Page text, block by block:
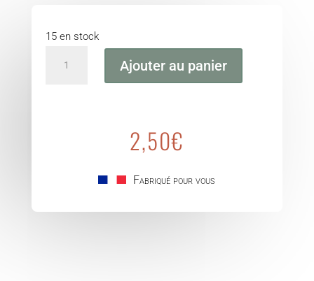
15 en stock
Ajouter au panier
2,50€
Fabriqué pour vous